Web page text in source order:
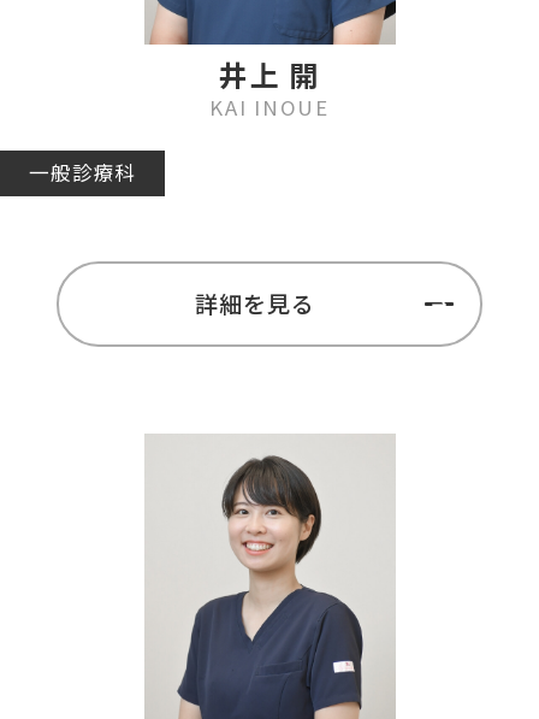
井上 開
KAI INOUE
一般診療科
詳細を見る